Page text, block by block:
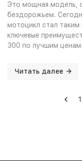
Это мощная модель,
бездорожьем.
мотоцикл стал таким
ключевые
300 по лучшим ценам.
Читать далее
1